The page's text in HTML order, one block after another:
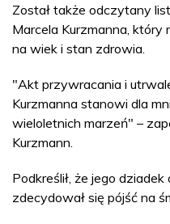
Został także odczytany
Marcela Kurzmanna, który
na wiek i stan zdrowia.
"Akt przywracania i
Kurzmanna stanowi dla
wieloletnich marzeń" –
Kurzmann.
Podkreślił, że jego
zdecydował się pójść na